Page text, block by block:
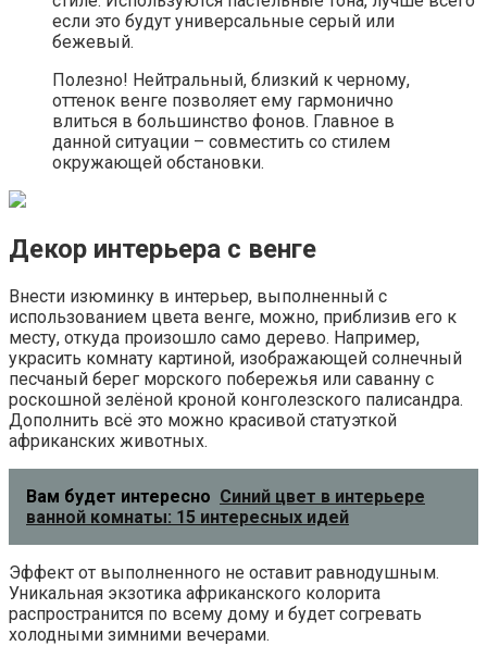
если это будут универсальные серый или
бежевый.
Полезно! Нейтральный, близкий к черному,
оттенок венге позволяет ему гармонично
влиться в большинство фонов. Главное в
данной ситуации – совместить со стилем
окружающей обстановки.
Декор интерьера с венге
Внести изюминку в интерьер, выполненный с
использованием цвета венге, можно, приблизив его к
месту, откуда произошло само дерево. Например,
украсить комнату картиной, изображающей солнечный
песчаный берег морского побережья или саванну с
роскошной зелёной кроной конголезского палисандра.
Дополнить всё это можно красивой статуэткой
африканских животных.
Вам будет интересно Синий цвет в интерьере
ванной комнаты: 15 интересных идей
Эффект от выполненного не оставит равнодушным.
Уникальная экзотика африканского колорита
распространится по всему дому и будет согревать
холодными зимними вечерами.